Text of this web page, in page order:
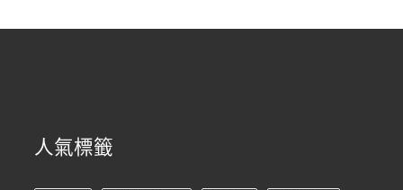
人氣標籤